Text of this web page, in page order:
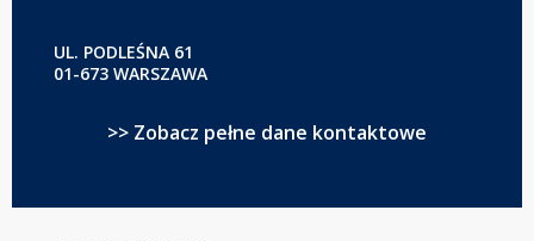
UL. PODLEŚNA 61
01-673 WARSZAWA
>> Zobacz pełne dane kontaktowe